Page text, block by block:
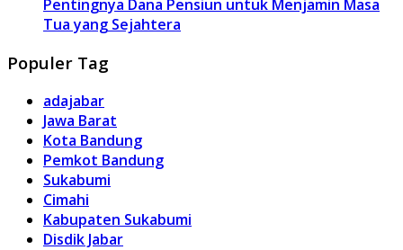
Pentingnya Dana Pensiun untuk Menjamin Masa
Tua yang Sejahtera
Populer Tag
adajabar
Jawa Barat
Kota Bandung
Pemkot Bandung
Sukabumi
Cimahi
Kabupaten Sukabumi
Disdik Jabar